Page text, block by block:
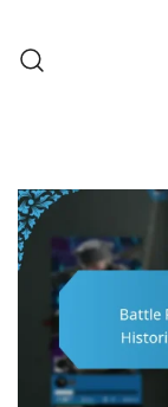
content